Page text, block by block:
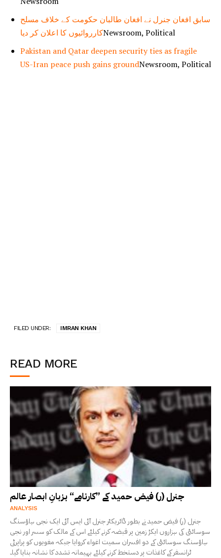
سابق افغان جنرل نے افغان طالبان حکومت کے خلاف مسلح
کارروائیوں کا اعلان کر دیاNewsroom, Political
Pakistan and Qatar deepen security ties as fragile
US-Iran peace push gains groundNewsroom, Political
FILED UNDER: IMRAN KHAN
READ MORE
جنرل (ر) فیض حمید کے ”کارنامے“ بزبانِ ابصار عالم
ANALYSIS
جنرل (ر) فیض حمید نے بطور ڈائریکٹر جنرل آئی ایس آئی ایک نجی ہاؤسنگ
سوسائٹی کی ہزاروں ایکڑ زمین پر قبضہ کرنے کیلئے اس کے مالک کو سسر اور نجی
ہاؤسنگ سوسائٹی کے دو افسران سمیت اغواء کروایا جبکہ مغویوں کو پراپرٹی
ٹرانسفر کے کاغذات پر دستخط کرنے کیلئے بہیمانہ تشدد کا نشانہ بنایا گیا۔